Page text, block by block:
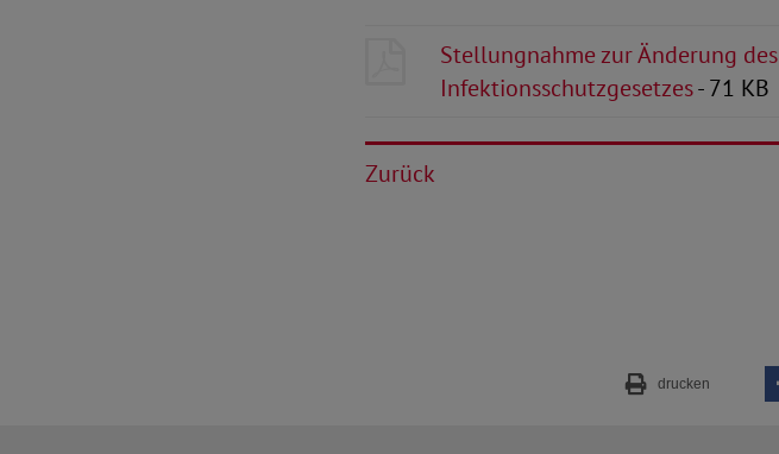
Stellungnahme zur Änderung des
Infektionsschutzgesetzes- 71 KB
Zurück
drucken